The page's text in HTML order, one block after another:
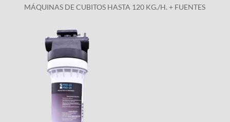
MÁQUINAS DE CUBITOS HASTA 120 KG./H. + FUENTES